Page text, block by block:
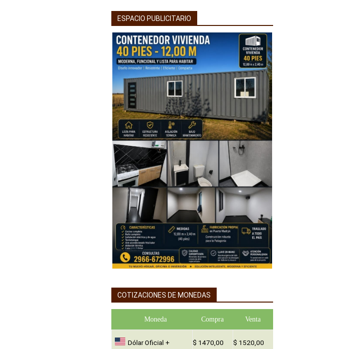
ESPACIO PUBLICITARIO
COTIZACIONES DE MONEDAS
Moneda Compra Venta
Dólar Oficial + $ 1470,00 $ 1520,00